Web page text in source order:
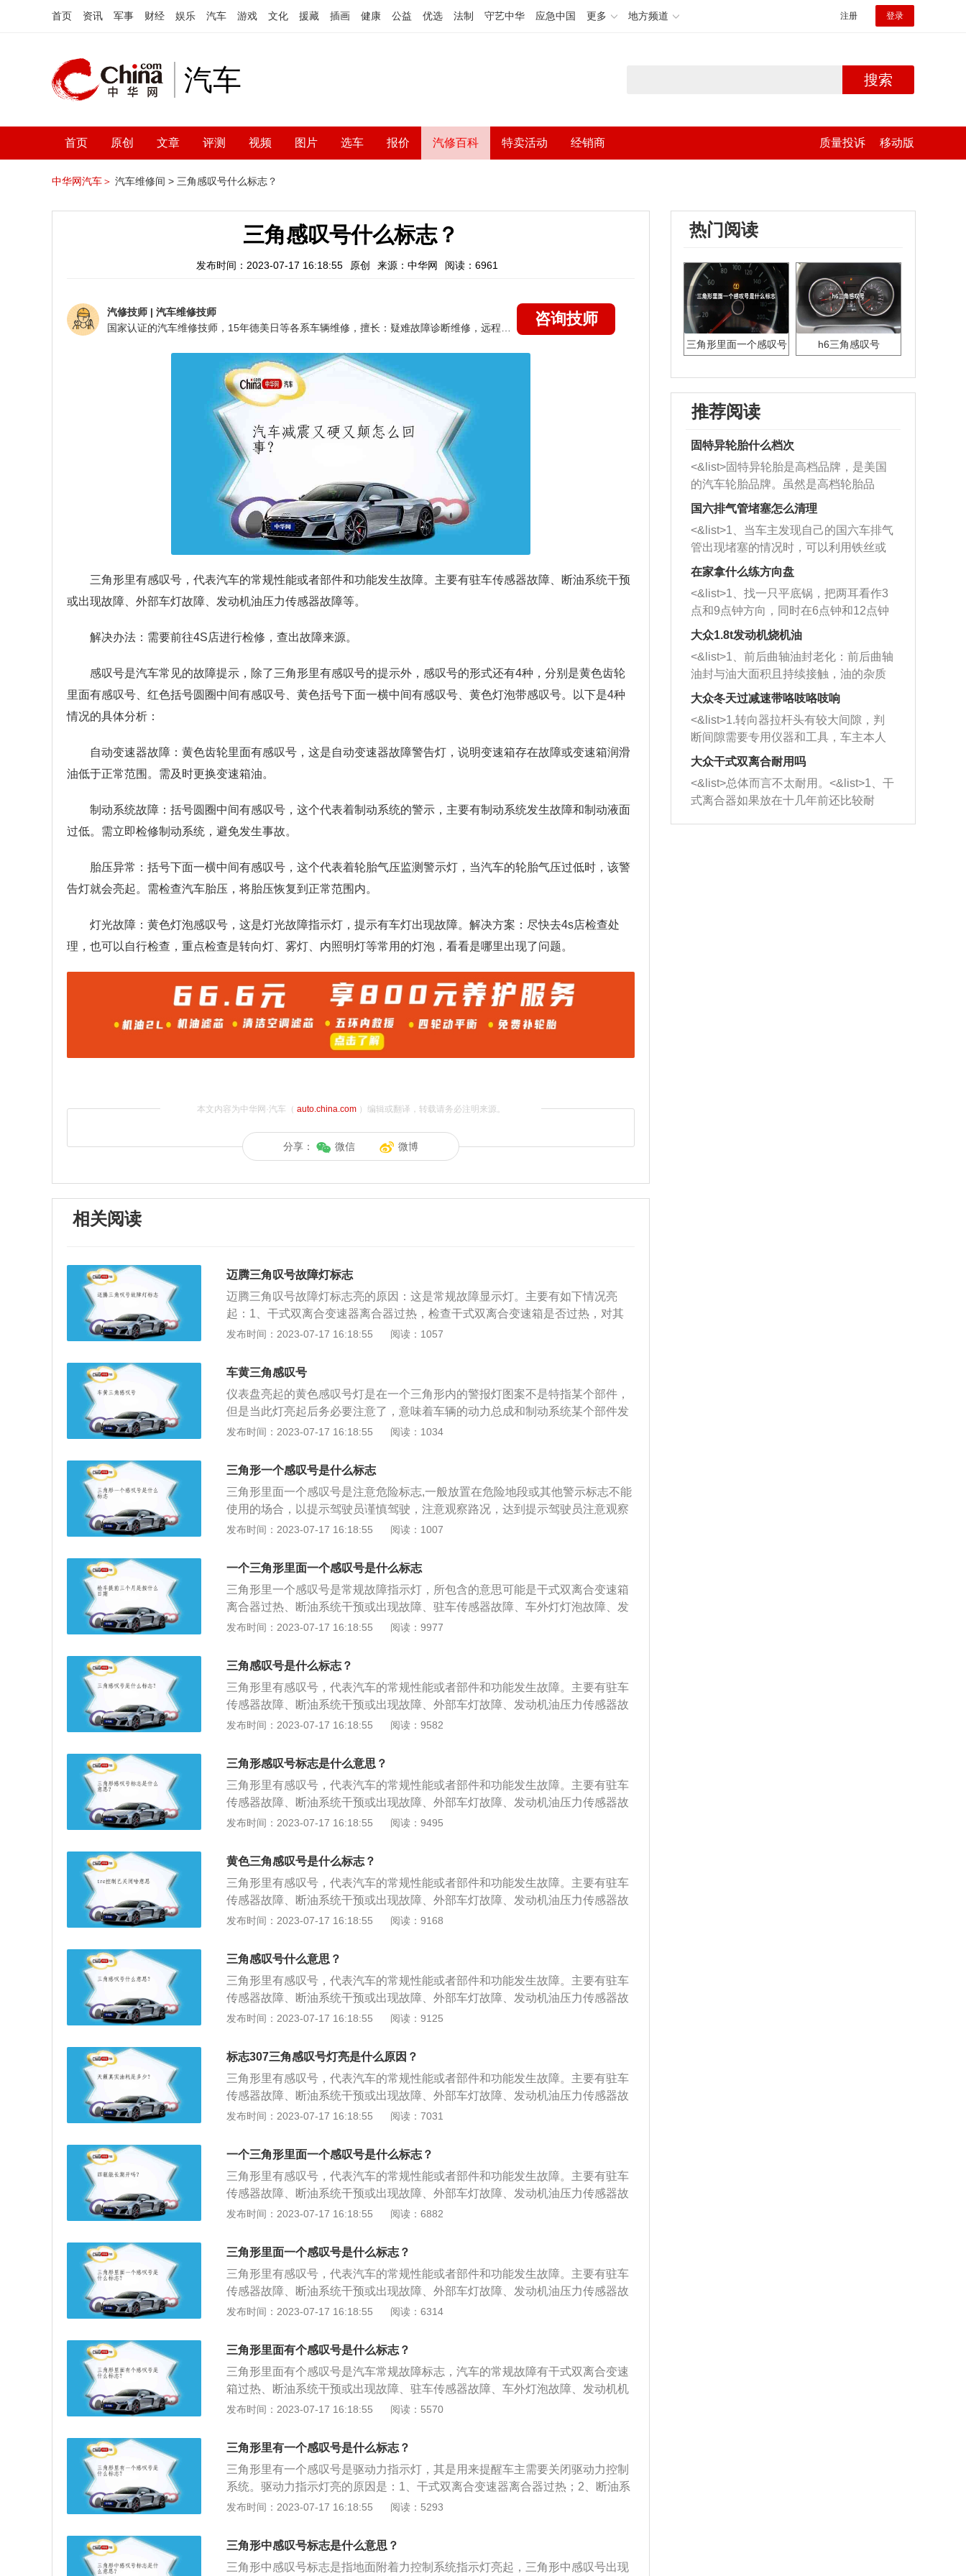
首页 资讯 军事 财经 娱乐 汽车 游戏 文化 援藏 插画 健康 公益 优选 法制 守艺中华 应急中国 更多 地方频道 注册 登录
汽车 搜索
首页 原创 文章 评测 视频 图片 选车 报价 汽修百科 特卖活动 经销商 质量投诉 移动版
中华网汽车＞ 汽车维修间 > 三角感叹号什么标志？
三角感叹号什么标志？
发布时间：2023-07-17 16:18:55 原创 来源：中华网 阅读：6961
汽修技师 | 汽车维修技师
咨询技师
三角形里有感叹号，代表汽车的常规性能或者部件和功能发生故障。主要有驻车传感器故障、断油系统干预
或出现故障、外部车灯故障、发动机油压力传感器故障等。
解决办法：需要前往4S店进行检修，查出故障来源。
感叹号是汽车常见的故障提示，除了三角形里有感叹号的提示外，感叹号的形式还有4种，分别是黄色齿轮
里面有感叹号、红色括号圆圈中间有感叹号、黄色括号下面一横中间有感叹号、黄色灯泡带感叹号。以下是4种
情况的具体分析：
自动变速器故障：黄色齿轮里面有感叹号，这是自动变速器故障警告灯，说明变速箱存在故障或变速箱润滑
油低于正常范围。需及时更换变速箱油。
制动系统故障：括号圆圈中间有感叹号，这个代表着制动系统的警示，主要有制动系统发生故障和制动液面
过低。需立即检修制动系统，避免发生事故。
胎压异常：括号下面一横中间有感叹号，这个代表着轮胎气压监测警示灯，当汽车的轮胎气压过低时，该警
告灯就会亮起。需检查汽车胎压，将胎压恢复到正常范围内。
灯光故障：黄色灯泡感叹号，这是灯光故障指示灯，提示有车灯出现故障。解决方案：尽快去4s店检查处
理，也可以自行检查，重点检查是转向灯、雾灯、内照明灯等常用的灯泡，看看是哪里出现了问题。
本文内容为中华网·汽车（ auto.china.com）编辑或翻译，转载请务必注明来源。
分享： 微信 微博
相关阅读
迈腾三角叹号故障灯标志
迈腾三角叹号故障灯标志亮的原因：这是常规故障显示灯。主要有如下情况亮
起：1、干式双离合变速器离合器过热，检查干式双离合变速箱是否过热，对其
进行维修即可。2、断油系统干预或出现故障，检查断油系统是否出现故障。3、
对其进行维修。5、发动机油压力传感器故障，检查发动机的机油压力传感器、
对其进行维修驱动防滑系统。6、驱动防滑系统警示或故障，建议到4S店进行维
修。1、仪表盘出现感叹号，仪表盘带感叹号的警告灯故障灯有8种：分别是手刹
提示灯，制动系统故障警告灯，转向系统故障警告灯，胎压异常警告灯，照明灯
故障警告灯，变速箱故障警告灯，雨刮器故障警告灯，常规故障指示灯。2、转
故障，此故障出现应停止驾驶。出现括号下面一横中间一个叹号，这是轮胎气压
监测警示灯，当车辆的某个轮胎的气压过低时，该警告灯亮起。如仅在车辆自检
时出现该标志，则无需理会,如一直存在，则应及时下车检查轮胎胎压，看看轮胎
发布时间：2023-07-17 16:18:55 阅读：1057
车黄三角感叹号
仪表盘亮起的黄色感叹号灯是在一个三角形内的警报灯图案不是特指某个部件，
但是当此灯亮起后务必要注意了，意味着车辆的动力总成和制动系统某个部件发
生故障，这个灯亮起以后应立即停止驾驶，联系车辆经销商售后部说明情况并请
此类故障码需要维修完好并且利用检测电脑消码，才能够解除警报灯。汽车仪表
盘亮起带黄色感叹号故障灯的情况有许多种，一般情况是不会单独亮起黄色感叹
号故障灯，感叹号都会伴随其它形状故障灯一同出现。在汽车故障报警灯的使用
上，感叹号报警灯亮起代表着要注意使用车辆的意思，通常表示车辆出现某种故
障但不具体指明故障部件。汽车仪表盘亮起黄色感叹号在上轮胎截面形状在下图
高的通常会配备四轮胎压显示，每个胎压显示具体数值，每台车辆都有厂家推荐
标准胎压值并且在车身某位置有标注，一般是在主驾驶座侧门边上，灯亮过后先
自行判断或高了还是过低了，胎压过高了可以自行放气到正常推荐值，胎压过低
发布时间：2023-07-17 16:18:55 阅读：1034
三角形一个感叹号是什么标志
三角形里面一个感叹号是注意危险标志,一般放置在危险地段或其他警示标志不能
使用的场合，以提示驾驶员谨慎驾驶，注意观察路况，达到提示驾驶员注意观察
道路通行条件的目的。交通警告标志的作用就是将这些信息提前直观地传递给驾
箱故障：当干式双离合变速箱超负荷运转，使其离合器的温度异常增高时，常规
故障灯就会亮起。这种情况要立即停车检查，等变速箱温度自然冷却后再继续行
驶。2、油路系统故障：当汽车油路系统堵塞时，也可能引起常规故障灯亮，这
种情况要及时到4s店请专业人士进行检查和维修。3、驻车系统故障：驻车系统
出现故障一般是倒车雷达损坏了，这种情况要检查汽车的倒车雷达，必要时可以
向灯、刹车灯等受损时，也会引起常规故障灯亮，这种情况要去4s店对汽车灯光
进行检查更换，防止发生安全隐患。5、发动机故障：发动机故障的原因比较复
杂，最好到修理厂请专业人士进行检查和维修。注意危险标志是一种交通安全标
志杆上，它通常只是一个简单的地面支架，放置在路面上，达到提示驾驶员注意
发布时间：2023-07-17 16:18:55 阅读：1007
一个三角形里面一个感叹号是什么标志
三角形里一个感叹号是常规故障指示灯，所包含的意思可能是干式双离合变速箱
离合器过热、断油系统干预或出现故障、驻车传感器故障、车外灯灯泡故障、发
动机机油压力传感器故障、驱动防滑系统警示或故障等。仪表盘上的灯分成三
明车子存有明显问题，不可以接着行车，务必处理后才可以行车，不然会出安全
生产事故。例如：保险带显示灯、汽车车门显示灯、机油压力灯、电瓶充放电显
示灯、刹车显示灯、气襄警示灯。淡黄色灯：黄色灯闪烁表明车子存有常见故
障，可是车子临时还能够再次行车，临时不可能危害安全驾驶，但要及时留意，
要快速到检修店查清缘故。例如：发动机故障灯、ABS灯、地面防滑灯。其他
中。例如：转为显示灯、远光显示灯、前雾灯显示灯。故障警示灯是淡黄色故障
警示灯坐落于汽车仪表板上；色调一般为鲜红色(实际参照白车身使用说明)通电
自查，故障警示灯常亮2秒后灭掉；电喷系统软件出现异常后照亮；一般常见故
发布时间：2023-07-17 16:18:55 阅读：9977
三角感叹号是什么标志？
三角形里有感叹号，代表汽车的常规性能或者部件和功能发生故障。主要有驻车
传感器故障、断油系统干预或出现故障、外部车灯故障、发动机油压力传感器故
障等。解决办法：需要前往4S店进行检修，查出故障来源。感叹号是汽车常见的
色齿轮里面有感叹号、红色括号圆圈中间有感叹号、黄色括号下面一横中间有感
叹号、黄色灯泡带感叹号。以下是4种情况的具体分析：自动变速器故障：黄色
齿轮里面有感叹号，这是自动变速器故障警告灯，说明变速箱存在故障或变速箱
润滑油低于正常范围。需及时更换变速箱油。制动系统故障：括号圆圈中间有感
叹号，这个代表着制动系统的警示，主要有制动系统发生故障和制动液面过低。
这个代表着轮胎气压监测警示灯，当汽车的轮胎气压过低时，该警告灯就会亮
起。需检查汽车胎压，将胎压恢复到正常范围内。灯光故障：黄色灯泡感叹号，
这是灯光故障指示灯，提示有车灯出现故障。解决方案：尽快去4s店检查处理，
里出现了问题。
发布时间：2023-07-17 16:18:55 阅读：9582
三角形感叹号标志是什么意思？
三角形里有感叹号，代表汽车的常规性能或者部件和功能发生故障。主要有驻车
传感器故障、断油系统干预或出现故障、外部车灯故障、发动机油压力传感器故
障等。解决办法：需要前往4S店进行检修，查出故障来源。感叹号是汽车常见的
色齿轮里面有感叹号、红色括号圆圈中间有感叹号、黄色括号下面一横中间有感
叹号、黄色灯泡带感叹号。以下是4种情况的具体分析：自动变速器故障：黄色
齿轮里面有感叹号，这是自动变速器故障警告灯，说明变速箱存在故障或变速箱
润滑油低于正常范围。需及时更换变速箱油。制动系统故障：括号圆圈中间有感
叹号，这个代表着制动系统的警示，主要有制动系统发生故障和制动液面过低。
这个代表着轮胎气压监测警示灯，当汽车的轮胎气压过低时，该警告灯就会亮
起。需检查汽车胎压，将胎压恢复到正常范围内。灯光故障：黄色灯泡感叹号，
这是灯光故障指示灯，提示有车灯出现故障。解决方案：尽快去4s店检查处理，
里出现了问题。
发布时间：2023-07-17 16:18:55 阅读：9495
黄色三角感叹号是什么标志？
三角形里有感叹号，代表汽车的常规性能或者部件和功能发生故障。主要有驻车
传感器故障、断油系统干预或出现故障、外部车灯故障、发动机油压力传感器故
障等。解决办法：需要前往4S店进行检修，查出故障来源。感叹号是汽车常见的
色齿轮里面有感叹号、红色括号圆圈中间有感叹号、黄色括号下面一横中间有感
叹号、黄色灯泡带感叹号。以下是4种情况的具体分析：自动变速器故障：黄色
齿轮里面有感叹号，这是自动变速器故障警告灯，说明变速箱存在故障或变速箱
润滑油低于正常范围。需及时更换变速箱油。制动系统故障：括号圆圈中间有感
叹号，这个代表着制动系统的警示，主要有制动系统发生故障和制动液面过低。
这个代表着轮胎气压监测警示灯，当汽车的轮胎气压过低时，该警告灯就会亮
起。需检查汽车胎压，将胎压恢复到正常范围内。灯光故障：黄色灯泡感叹号，
这是灯光故障指示灯，提示有车灯出现故障。解决方案：尽快去4s店检查处理，
里出现了问题。
发布时间：2023-07-17 16:18:55 阅读：9168
三角感叹号什么意思？
三角形里有感叹号，代表汽车的常规性能或者部件和功能发生故障。主要有驻车
传感器故障、断油系统干预或出现故障、外部车灯故障、发动机油压力传感器故
障等。解决办法：需要前往4S店进行检修，查出故障来源。感叹号是汽车常见的
色齿轮里面有感叹号、红色括号圆圈中间有感叹号、黄色括号下面一横中间有感
叹号、黄色灯泡带感叹号。以下是4种情况的具体分析：自动变速器故障：黄色
齿轮里面有感叹号，这是自动变速器故障警告灯，说明变速箱存在故障或变速箱
润滑油低于正常范围。需及时更换变速箱油。制动系统故障：括号圆圈中间有感
叹号，这个代表着制动系统的警示，主要有制动系统发生故障和制动液面过低。
这个代表着轮胎气压监测警示灯，当汽车的轮胎气压过低时，该警告灯就会亮
起。需检查汽车胎压，将胎压恢复到正常范围内。灯光故障：黄色灯泡感叹号，
这是灯光故障指示灯，提示有车灯出现故障。解决方案：尽快去4s店检查处理，
里出现了问题。
发布时间：2023-07-17 16:18:55 阅读：9125
标志307三角感叹号灯亮是什么原因？
三角形里有感叹号，代表汽车的常规性能或者部件和功能发生故障。主要有驻车
传感器故障、断油系统干预或出现故障、外部车灯故障、发动机油压力传感器故
障等。解决办法：需要前往4S店进行检修，查出故障来源。感叹号是汽车常见的
色齿轮里面有感叹号、红色括号圆圈中间有感叹号、黄色括号下面一横中间有感
叹号、黄色灯泡带感叹号。以下是4种情况的具体分析：自动变速器故障：黄色
齿轮里面有感叹号，这是自动变速器故障警告灯，说明变速箱存在故障或变速箱
润滑油低于正常范围。需及时更换变速箱油。制动系统故障：括号圆圈中间有感
叹号，这个代表着制动系统的警示，主要有制动系统发生故障和制动液面过低。
这个代表着轮胎气压监测警示灯，当汽车的轮胎气压过低时，该警告灯就会亮
起。需检查汽车胎压，将胎压恢复到正常范围内。灯光故障：黄色灯泡感叹号，
这是灯光故障指示灯，提示有车灯出现故障。解决方案：尽快去4s店检查处理，
里出现了问题。
发布时间：2023-07-17 16:18:55 阅读：7031
一个三角形里面一个感叹号是什么标志？
三角形里有感叹号，代表汽车的常规性能或者部件和功能发生故障。主要有驻车
传感器故障、断油系统干预或出现故障、外部车灯故障、发动机油压力传感器故
障等。解决办法：需要前往4S店进行检修，查出故障来源。感叹号是汽车常见的
色齿轮里面有感叹号、红色括号圆圈中间有感叹号、黄色括号下面一横中间有感
叹号、黄色灯泡带感叹号。以下是4种情况的具体分析：自动变速器故障：黄色
齿轮里面有感叹号，这是自动变速器故障警告灯，说明变速箱存在故障或变速箱
润滑油低于正常范围。需及时更换变速箱油。制动系统故障：括号圆圈中间有感
叹号，这个代表着制动系统的警示，主要有制动系统发生故障和制动液面过低。
这个代表着轮胎气压监测警示灯，当汽车的轮胎气压过低时，该警告灯就会亮
起。需检查汽车胎压，将胎压恢复到正常范围内。灯光故障：黄色灯泡感叹号，
这是灯光故障指示灯，提示有车灯出现故障。解决方案：尽快去4s店检查处理，
里出现了问题。
发布时间：2023-07-17 16:18:55 阅读：6882
三角形里面一个感叹号是什么标志？
三角形里有感叹号，代表汽车的常规性能或者部件和功能发生故障。主要有驻车
传感器故障、断油系统干预或出现故障、外部车灯故障、发动机油压力传感器故
障等。解决办法：需要前往4S店进行检修，查出故障来源。感叹号是汽车常见的
色齿轮里面有感叹号、红色括号圆圈中间有感叹号、黄色括号下面一横中间有感
叹号、黄色灯泡带感叹号。以下是4种情况的具体分析：自动变速器故障：黄色
齿轮里面有感叹号，这是自动变速器故障警告灯，说明变速箱存在故障或变速箱
润滑油低于正常范围。需及时更换变速箱油。制动系统故障：括号圆圈中间有感
叹号，这个代表着制动系统的警示，主要有制动系统发生故障和制动液面过低。
这个代表着轮胎气压监测警示灯，当汽车的轮胎气压过低时，该警告灯就会亮
起。需检查汽车胎压，将胎压恢复到正常范围内。灯光故障：黄色灯泡感叹号，
这是灯光故障指示灯，提示有车灯出现故障。解决方案：尽快去4s店检查处理，
里出现了问题。
发布时间：2023-07-17 16:18:55 阅读：6314
三角形里面有个感叹号是什么标志？
三角形里面有个感叹号是汽车常规故障标志，汽车的常规故障有干式双离合变速
箱过热、断油系统干预或出现故障、驻车传感器故障、车外灯泡故障、发动机机
油压力传感器故障、驱动防滑系统警示或故障。仪表盘上带感叹号的警告灯或指
故障灯警告灯、胎压异常警告灯、照明灯故障警告灯、变速箱故障警告灯、雨刮
器故障警告灯、常规故障指示灯。
发布时间：2023-07-17 16:18:55 阅读：5570
三角形里有一个感叹号是什么标志？
三角形里有一个感叹号是驱动力指示灯，其是用来提醒车主需要关闭驱动力控制
系统。驱动力指示灯亮的原因是：1、干式双离合变速器离合器过热；2、断油系
统干预或出现故障；3、驻车传感器故障；4、外部车灯故障；5、发动机油压力
括弧中间一个感叹号是轮胎气压监测指示灯，表示轮胎气压不足；2、黄色的齿
轮中间一个感叹号是自动变速器故障警告灯，代表变速箱存在故障，变速箱润滑
油低于正常范围或是润滑油需要更换。
发布时间：2023-07-17 16:18:55 阅读：5293
三角形中感叹号标志是什么意思？
三角形中感叹号标志是指地面附着力控制系统指示灯亮起，三角形中感叹号出现
热门阅读
三角形里面一个感叹号
h6三角感叹号
推荐阅读
固特异轮胎什么档次
<&list>固特异轮胎是高档品牌，是美国
的汽车轮胎品牌。虽然是高档轮胎品
牌，但是中高低端的轮胎都有生产，这
也是为了更好的开拓市场。
国六排气管堵塞怎么清理
<&list>1、当车主发现自己的国六车排气
管出现堵塞的情况时，可以利用铁丝或
者是细棍，直接将杂物给取出来，如果
堵塞情况比较严重，也可以采取应急措
施。 <&list>2、直接利用木棍将所有的
杂物推到排气管里面的位置处，然后将
三元催化器拆解开，就可以将堵塞的东
西取出来。但如果是因为积碳过多引起
的堵塞，就需要将三元催化器泡在草酸
洗剂对堵塞的情况得到解决，将清洗剂
放在燃油箱中，与燃油混合后，车辆启
动时，就可以和汽油一起进入到燃烧
室，最后形成废气排出，就可以让三元
催化器得到清洗，排气管堵塞的情况就
能够得到解决。
在家拿什么练方向盘
<&list>1、找一只平底锅，把两耳看作3
点和9点钟方向，同时在6点钟和12点钟
方向做一个标记。 <&list>2、双手握住
一圈半的练习，往右同样也要打相同的
圈数。 <&list>3、最后强调要反复练
习，这样就可以形成肌肉记忆，在真实
驾驶车辆时，不需要记忆也能打好方
向。
大众1.8t发动机烧机油
<&list>1、前后曲轴油封老化：前后曲轴
油封与油大面积且持续接触，油的杂质
和发动机内持续温度变化使其密封效果
逐渐减弱，导致渗油或漏油。<&list>2、
活塞间隙过大：积碳会使活塞环与缸体
的间隙扩大，导致机油流入燃烧室中，
造成烧机油。<&list>3、机油粘度。使用
机油粘度过小的话，同样会有烧机油现
象，机油粘度过小具有很好的流动性，
大众冬天过减速带咯吱咯吱响
<&list>1.转向器拉杆头有较大间隙，判
断间隙需要专用仪器和工具，车主本人
无法制作，需要将车辆送到修理厂或4s
店；<&list>2.车辆半轴套管防尘罩破
裂，破裂后会出现漏油现象，使半轴磨
损严重，磨损的半轴容易损坏，产生异
响；<&list>3.稳定器的转向胶套和球头
大众干式双离合耐用吗
<&list>总体而言不太耐用。<&list>1、干
式离合器如果放在十几年前还比较耐